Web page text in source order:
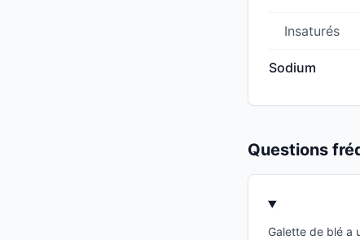
Insaturés
Sodium
Questions
Galette de blé a